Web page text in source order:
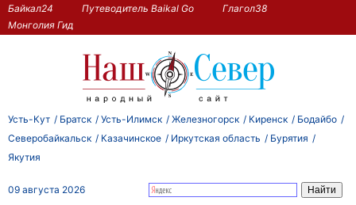
Байкал24 Путеводитель Baikal Go
Глагол38
Монголия Гид
Усть-Кут Братск Усть-Илимск Железногорск Киренск
Бодайбо
Северобайкальск
Казачинское Иркутская область
Бурятия
Якутия
09 августа 2026